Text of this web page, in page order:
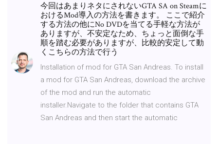
今回はあまりネタにされないGTA SA on Steamに
おけるMod導入の方法を書きます。 ここで紹介
する方法の他にNo DVDを当てる手軽な方法が
ありますが、不安定なため、ちょっと面倒な手
順を踏む必要がありますが、比較的安定して動
くこちらの方法で行う
Installation of mod for GTA San Andreas. To install
a mod for GTA San Andreas, download the archive
of the mod and run the automatic
installer.Navigate to the folder that contains GTA
San Andreas and then start the automatic